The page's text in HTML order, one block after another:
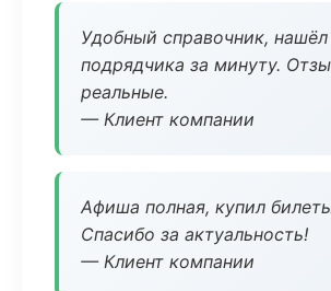
Удобный справочник, нашёл
подрядчика за минуту.
реальные.
— Клиент компании
Афиша полная, купил
Спасибо за актуальность!
— Клиент компании